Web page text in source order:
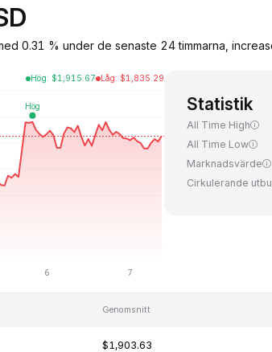
0.31 % under de senaste 24 timmarna,
Hög: $1,915.67 Låg: $1,835.29
Statistik
All Time High
All Time Low
Marknadsvärde
Cirkulerande
Genomsnitt
$1,903.63